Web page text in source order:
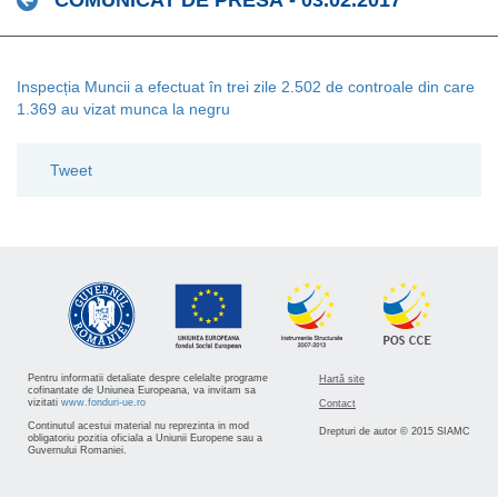
Inspecția Muncii a efectuat în trei zile 2.502 de controale din care
1.369 au vizat munca la negru
Tweet
Pentru informatii detaliate despre celelalte programe
cofinantate de Uniunea Europeana, va invitam sa
vizitati www.fonduri-ue.ro
Continutul acestui material nu reprezinta in mod
obligatoriu pozitia oficiala a Uniunii Europene sau a
Guvernului Romaniei.
Hartă site
Contact
Drepturi de autor © 2015 SIAMC